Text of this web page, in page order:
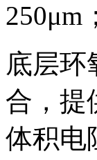
250μm
底层环
合，提
体积电